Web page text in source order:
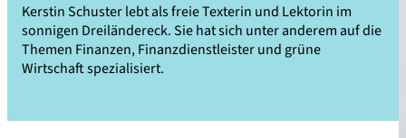
Kerstin Schuster lebt als freie Texterin und Lektorin im
sonnigen Dreiländereck. Sie hat sich unter anderem auf die
Themen Finanzen, Finanzdienstleister und grüne
Wirtschaft spezialisiert.